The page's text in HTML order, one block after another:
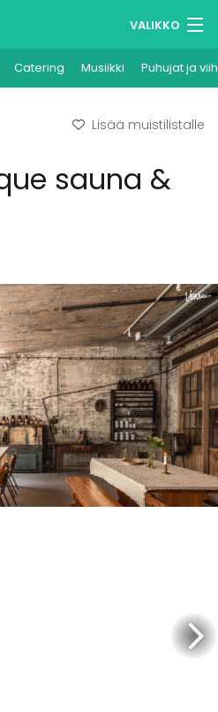
VALIKKO
kohteesi
Catering Musiikki Puhujat ja
Lisää muistilistalle
sauna &